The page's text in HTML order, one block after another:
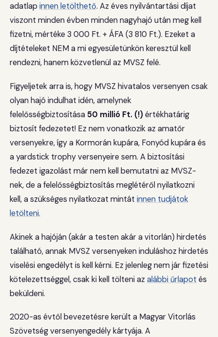
adatlap innen letölthető. Az éves nyilvántartási díjat
viszont minden évben minden nagyhajó után meg kell
fizetni, mértéke 3 000 Ft. + ÁFA (3 810 Ft.). Ezeket a
díjtételeket NEM a mi egyesületünkön keresztül kell
rendezni, hanem közvetlenül az MVSZ felé.
Figyeljetek arra is, hogy MVSZ hivatalos versenyen csak
olyan hajó indulhat idén, amelynek
felelősségbiztosítása 50 millió Ft. (!)értékhatárig
biztosít fedezetet! Ez nem vonatkozik az amatőr
versenyekre, így a Kormorán kupára, Fonyód kupára és
a yardstick trophy versenyeire sem. A biztosítási
fedezet igazolást már nem kell bemutatni az MVSZ-
nek, de a felelősségbiztosítás meglétéről nyilatkozni
kell, a szükséges nyilatkozat mintát innen tudjátok
letölteni.
Akinek a hajóján (akár a testen akár a vitorlán) hirdetés
található, annak MVSZ versenyeken induláshoz hirdetés
viselési engedélyt is kell kérni. Ez jelenleg nem jár fizetési
kötelezettséggel, csak ki kell tölteni az alábbi űrlapot és
beküldeni.
2020-as évtől bevezetésre került a Magyar Vitorlás
Szövetség versenyengedély kártyája. A